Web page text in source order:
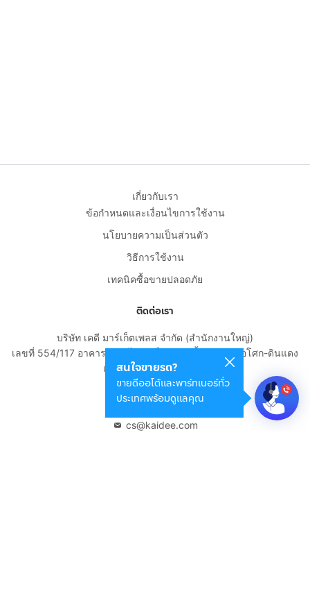
สนใจขายรถ?
ขายดีออโต้และพาร์ทเนอร์ทั่ว
ประเทศพร้อมดูแลคุณ
เกี่ยวกับเรา
ข้อกำหนดและเงื่อนไขการใช้งาน
นโยบายความเป็นส่วนตัว
วิธีการใช้งาน
เทคนิคซื้อขายปลอดภัย
ติดต่อเรา
บริษัท เคดี มาร์เก็ตเพลส จำกัด (สำนักงานใหญ่)
เลขที่ 554/117 อาคารสกายไนน์ เซ็นเตอร์ ชั้น 22 ถนนอโศก-ดินแดง
แขวงดินแดง เขตดินแดง
กรุงเทพมหานคร 10400
cs@kaidee.com